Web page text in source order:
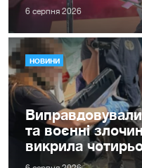
6 серпня 2026
НОВИНИ
та воєнні
викрила